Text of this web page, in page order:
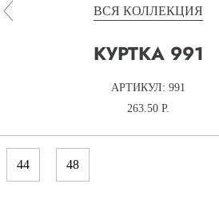
ВСЯ КОЛЛЕКЦИЯ
КУРТКА 991
АРТИКУЛ: 991
263.50 Р.
44 48